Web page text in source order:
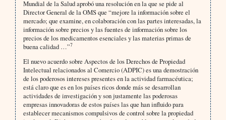
Mundial de la Salud aprobó una resolución en la que se pide al
Director General de la OMS que “mejore la información sobre el
mercado; que examine, en colaboración con las partes interesadas, la
información sobre precios y las fuentes de información sobre los
precios de los medicamentos esenciales y las materias primas de
buena calidad …”7
El nuevo acuerdo sobre Aspectos de los Derechos de Propiedad
Intelectual relacionados al Comercio (ADPIC) es una demostración
de los poderosos intereses presentes en la actividad farmacéutica;
está claro que es en los países ricos donde más se desarrollan
actividades de investigación y son justamente las poderosas
empresas innovadoras de estos países las que han influido para
establecer mecanismos compulsivos de control sobre la propiedad